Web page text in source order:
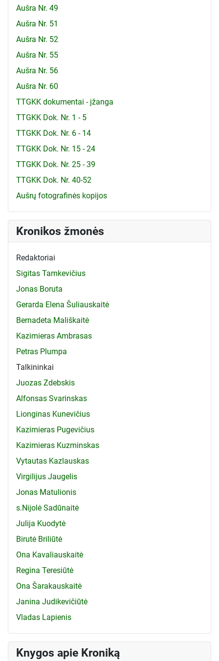
Aušra Nr. 49
Aušra Nr. 51
Aušra Nr. 52
Aušra Nr. 55
Aušra Nr. 56
Aušra Nr. 60
TTGKK dokumentai - įžanga
TTGKK Dok. Nr. 1 - 5
TTGKK Dok. Nr. 6 - 14
TTGKK Dok. Nr. 15 - 24
TTGKK Dok. Nr. 25 - 39
TTGKK Dok. Nr. 40-52
Aušrų fotografinės kopijos
Kronikos žmonės
Redaktoriai
Sigitas Tamkevičius
Jonas Boruta
Gerarda Elena Šuliauskaitė
Bernadeta Mališkaitė
Kazimieras Ambrasas
Petras Plumpa
Talkininkai
Juozas Zdebskis
Alfonsas Svarinskas
Lionginas Kunevičius
Kazimieras Pugevičius
Kazimieras Kuzminskas
Vytautas Kazlauskas
Virgilijus Jaugelis
Jonas Matulionis
s.Nijolė Sadūnaitė
Julija Kuodytė
Birutė Briliūtė
Ona Kavaliauskaitė
Regina Teresiūtė
Ona Šarakauskaitė
Janina Judikevičiūtė
Vladas Lapienis
Knygos apie Kroniką